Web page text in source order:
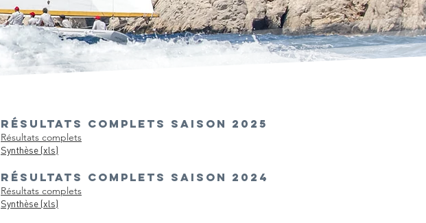
RÉSULTATS COMPLETS SAISON 2025
Résultats complets
Synthèse (xls)
RÉSULTATS COMPLETS SAISON 2024
Résultats complets
Synthèse (xls)